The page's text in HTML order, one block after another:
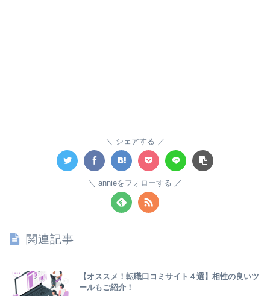
シェアする
annieをフォローする
関連記事
【オススメ！転職口コミサイト４選】相性の良いツ
ールもご紹介！